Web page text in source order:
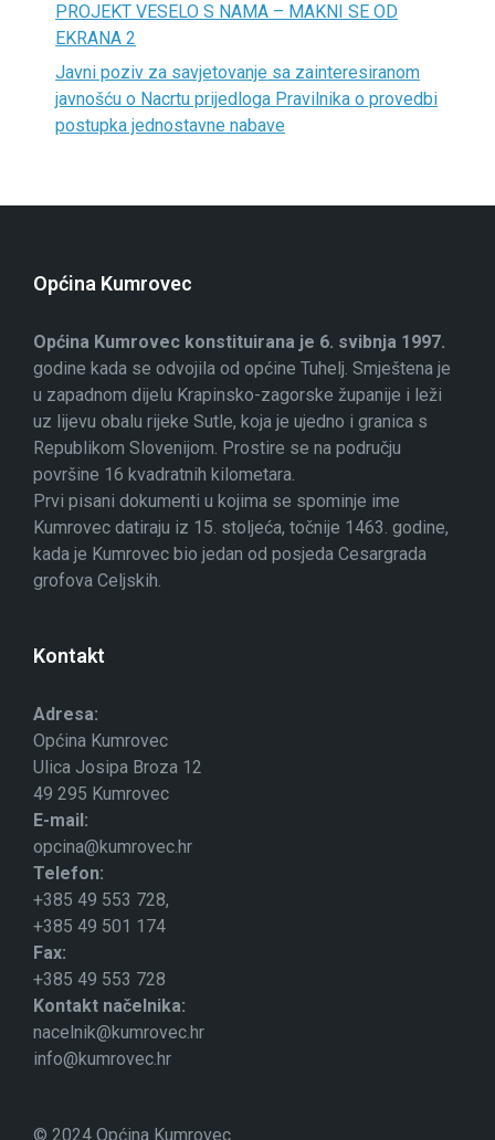
PROJEKT VESELO S NAMA – MAKNI SE OD
EKRANA 2
Javni poziv za savjetovanje sa zainteresiranom
javnošću o Nacrtu prijedloga Pravilnika o provedbi
postupka jednostavne nabave
Općina Kumrovec
Općina Kumrovec konstituirana je 6. svibnja 1997.
godine kada se odvojila od općine Tuhelj. Smještena je
u zapadnom dijelu Krapinsko-zagorske županije i leži
uz lijevu obalu rijeke Sutle, koja je ujedno i granica s
Republikom Slovenijom. Prostire se na području
površine 16 kvadratnih kilometara.
Prvi pisani dokumenti u kojima se spominje ime
Kumrovec datiraju iz 15. stoljeća, točnije 1463. godine,
kada je Kumrovec bio jedan od posjeda Cesargrada
grofova Celjskih.
Kontakt
Adresa:
Općina Kumrovec
Ulica Josipa Broza 12
49 295 Kumrovec
E-mail:
opcina@kumrovec.hr
Telefon:
+385 49 553 728,
+385 49 501 174
Fax:
+385 49 553 728
Kontakt načelnika:
nacelnik@kumrovec.hr
info@kumrovec.hr
© 2024 Općina Kumrovec